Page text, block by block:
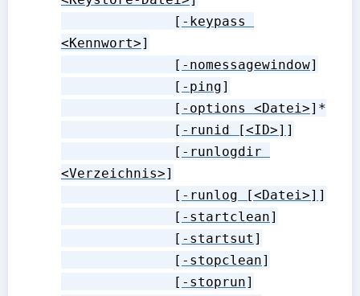
              [
-keypass
<Kennwort>]
              [
-nomessagewindow]
              [
-ping]
              [
-options <Datei>]*
              [
-runid [<ID>] ]
              [
-runlogdir
<Verzeichnis>]
              [
-runlog [<Datei>] ]
              [
-startclean]
              [
-startsut ]
              [
-stopclean]
              [
-stoprun]